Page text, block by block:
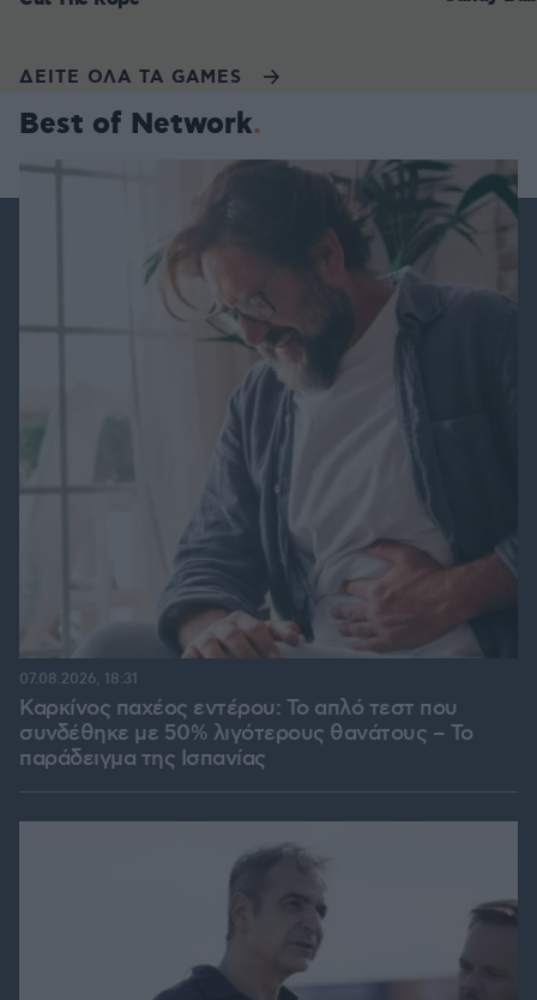
ΔΕΙΤΕ ΟΛΑ ΤΑ GAMES
Best of Network
Καρκίνος παχέος εντέρου: Το απλό τεστ που
συνδέθηκε με 50% λιγότερους θανάτους – Το
παράδειγμα της Ισπανίας
07.08.2026, 18:31